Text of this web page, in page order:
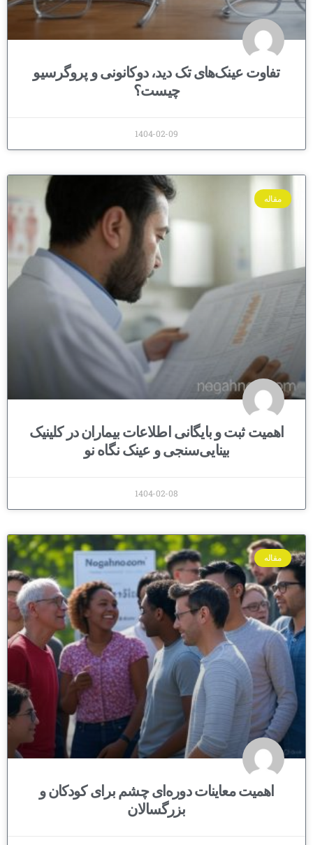
تفاوت عینک‌های تک دید، دوکانونی و پروگرسیو
چیست؟
1404-02-09
مقاله
اهمیت ثبت و بایگانی اطلاعات بیماران در کلینیک
بینایی‌سنجی و عینک نگاه نو
1404-02-08
مقاله
اهمیت معاینات دوره‌ای چشم برای کودکان و
بزرگسالان